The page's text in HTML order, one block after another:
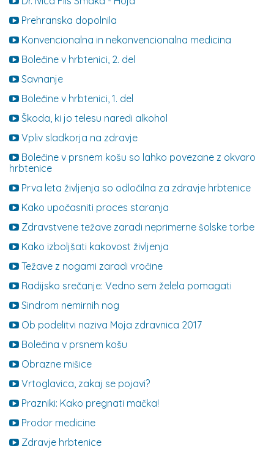
Prehranska dopolnila
Konvencionalna in nekonvencionalna medicina
Bolečine v hrbtenici, 2. del
Savnanje
Bolečine v hrbtenici, 1. del
Škoda, ki jo telesu naredi alkohol
Vpliv sladkorja na zdravje
Bolečine v prsnem košu so lahko povezane z okvaro
hrbtenice
Prva leta življenja so odločilna za zdravje hrbtenice
Kako upočasniti proces staranja
Zdravstvene težave zaradi neprimerne šolske torbe
Kako izboljšati kakovost življenja
Težave z nogami zaradi vročine
Radijsko srečanje: Vedno sem želela pomagati
Sindrom nemirnih nog
Ob podelitvi naziva Moja zdravnica 2017
Bolečina v prsnem košu
Obrazne mišice
Vrtoglavica, zakaj se pojavi?
Prazniki: Kako pregnati mačka!
Prodor medicine
Zdravje hrbtenice